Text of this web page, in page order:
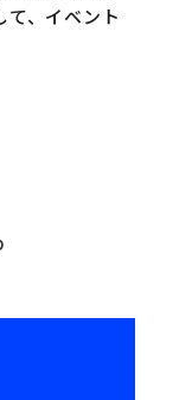
て、イベント